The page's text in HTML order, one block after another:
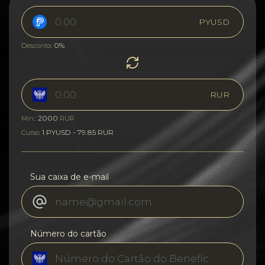
PYUSD
Desconto: 0%
RUR
Min.: 2000 RUR
Curso: 1 PYUSD - 79.85 RUR
Sua caixa de e-mail
Número do cartão